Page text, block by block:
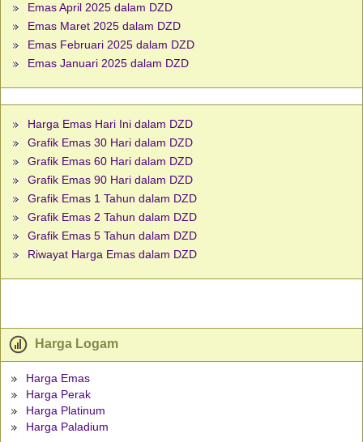
Emas April 2025 dalam DZD
Emas Maret 2025 dalam DZD
Emas Februari 2025 dalam DZD
Emas Januari 2025 dalam DZD
Harga Emas Hari Ini dalam DZD
Grafik Emas 30 Hari dalam DZD
Grafik Emas 60 Hari dalam DZD
Grafik Emas 90 Hari dalam DZD
Grafik Emas 1 Tahun dalam DZD
Grafik Emas 2 Tahun dalam DZD
Grafik Emas 5 Tahun dalam DZD
Riwayat Harga Emas dalam DZD
Harga Logam
Harga Emas
Harga Perak
Harga Platinum
Harga Paladium